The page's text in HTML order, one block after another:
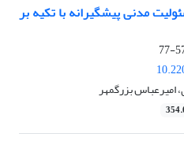
مدنی پیشگیرانه با تکیه بر
بزرگمهر